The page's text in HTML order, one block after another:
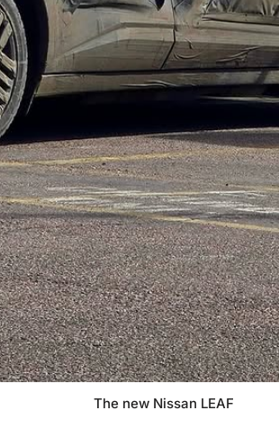
The new Nissan LEAF